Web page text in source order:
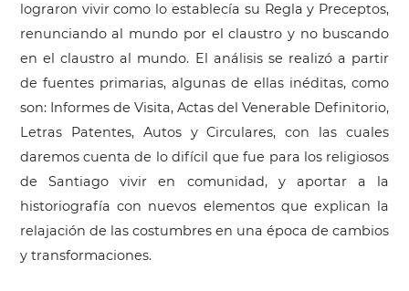
lograron vivir como lo establecía su Regla y Preceptos,
renunciando al mundo por el claustro y no buscando
en el claustro al mundo. El análisis se realizó a partir
de fuentes primarias, algunas de ellas inéditas, como
son: Informes de Visita, Actas del Venerable Definitorio,
Letras Patentes, Autos y Circulares, con las cuales
daremos cuenta de lo difícil que fue para los religiosos
de Santiago vivir en comunidad, y aportar a la
historiografía con nuevos elementos que explican la
relajación de las costumbres en una época de cambios
y transformaciones.